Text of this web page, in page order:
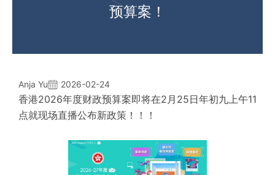
预算案！
Anja Yu 2026-02-24
香港2026年度财政预算案即将在2月25日年初九上午11
点就现场直播公布新政策！！！